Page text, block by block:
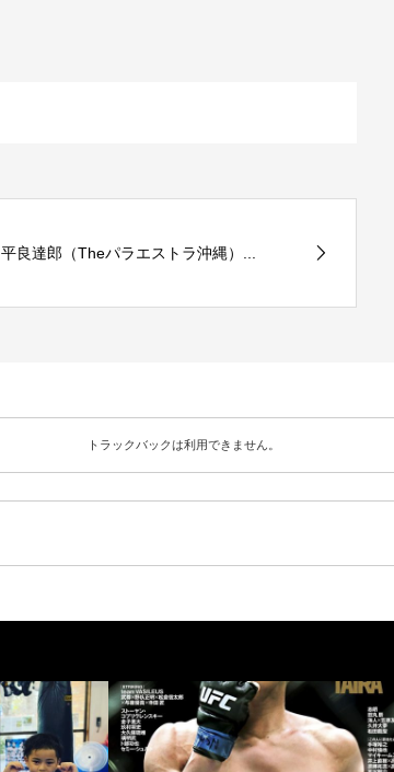
平良達郎（Theパラエストラ沖縄）...
トラックバックは利用できません。